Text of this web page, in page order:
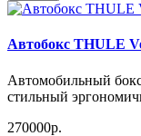
Автобокс THULE
Автомобильный
стильный
270000р.